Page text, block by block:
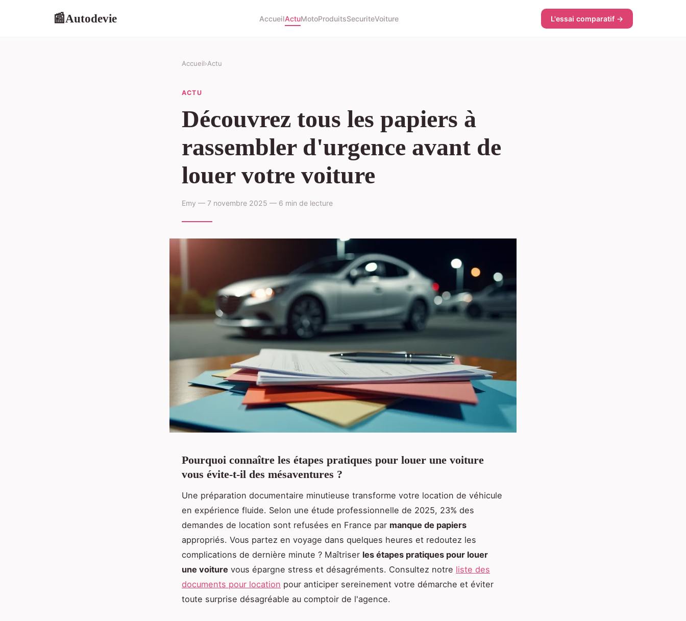
📰Autodevie AccueilActuMotoProduitsSecuriteVoiture L'essai comparatif →
Accueil›Actu
ACTU
Découvrez tous les papiers à
rassembler d'urgence avant de
louer votre voiture
Emy — 7 novembre 2025 — 6 min de lecture
Pourquoi connaître les étapes pratiques pour louer une voiture
vous évite-t-il des mésaventures ?
Une préparation documentaire minutieuse transforme votre location de véhicule
en expérience fluide. Selon une étude professionnelle de 2025, 23% des
demandes de location sont refusées en France par manque de papiers
appropriés. Vous partez en voyage dans quelques heures et redoutez les
complications de dernière minute ? Maîtriser les étapes pratiques pour louer
une voiture vous épargne stress et désagréments. Consultez notre liste des
documents pour location pour anticiper sereinement votre démarche et éviter
toute surprise désagréable au comptoir de l'agence.